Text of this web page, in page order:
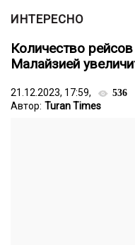
ИНТЕРЕСНО
Количество
Малайзией
21.12.2023, 17:59, 536
Автор: Turan Times